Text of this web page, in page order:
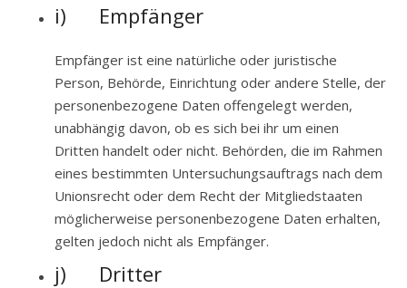
i) Empfänger
Empfänger ist eine natürliche oder juristische
Person, Behörde, Einrichtung oder andere Stelle, der
personenbezogene Daten offengelegt werden,
unabhängig davon, ob es sich bei ihr um einen
Dritten handelt oder nicht. Behörden, die im Rahmen
eines bestimmten Untersuchungsauftrags nach dem
Unionsrecht oder dem Recht der Mitgliedstaaten
möglicherweise personenbezogene Daten erhalten,
gelten jedoch nicht als Empfänger.
j) Dritter